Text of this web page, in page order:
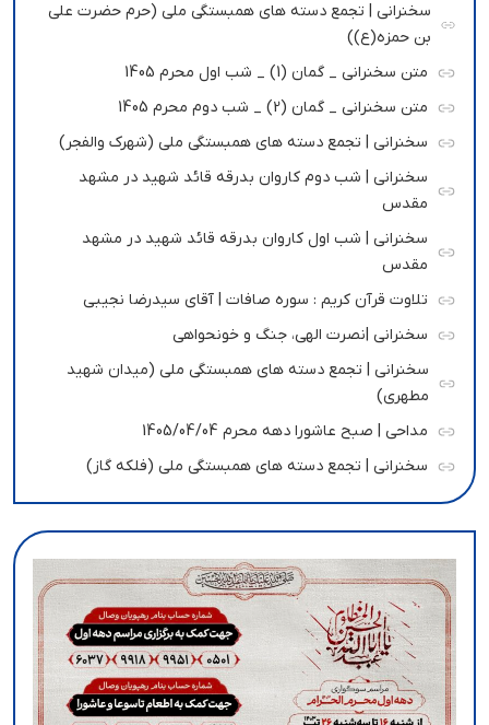
سخنرانی | تجمع دسته های همبستگی ملی (حرم حضرت علی
بن حمزه(ع))
متن سخنرانی _ گمان (1) _ شب اول محرم 1405
متن سخنرانی _ گمان (2) _ شب دوم محرم 1405
سخنرانی | تجمع دسته های همبستگی ملی (شهرک والفجر)
سخنرانی | شب دوم کاروان بدرقه قائد شهید در مشهد
مقدس
سخنرانی | شب اول کاروان بدرقه قائد شهید در مشهد
مقدس
تلاوت قرآن کریم : سوره صافات | آقای سیدرضا نجیبی
سخنرانی |نصرت الهی، جنگ و خونحواهی
سخنرانی | تجمع دسته های همبستگی ملی (میدان شهید
مطهری)
مداحی | صبح عاشورا دهه محرم 1405/04/04
سخنرانی | تجمع دسته های همبستگی ملی (فلکه گاز)